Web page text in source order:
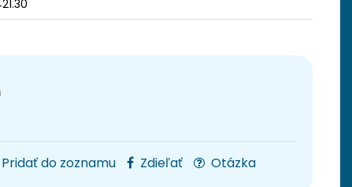
Pridať do zoznamu Zdieľať Otázka